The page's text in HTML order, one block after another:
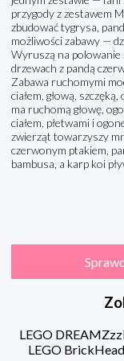
przygody z zestawem
zbudować tygrysa,
możliwości zabawy —
Wyruszą na polowanie
drzewach z pandą
Zabawa ruchomymi
ciałem, głową,
ma ruchomą głowę,
ciałem, płetwami i
zwierząt towarzyszy
czerwonym ptakiem,
bambusa, a karp koi
LEGO DREAMZzz
LEGO